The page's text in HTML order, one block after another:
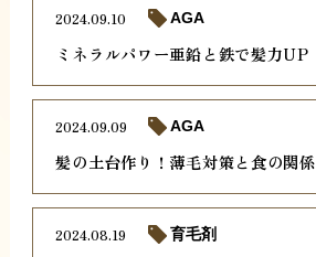
ミネラルパワー亜鉛と鉄で髪力UP
2024.09.10 AGA
髪の土台作り！薄毛対策と食の関係
2024.09.09 AGA
2024.08.19 育毛剤